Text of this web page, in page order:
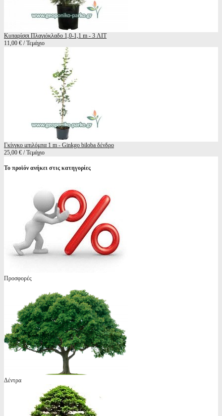
Κυπαρίσσι Πλαγιόκλαδο 1,0-1,1 m - 3 ΛΙΤ
11,00 € / Τεμάχιο
Γκίνγκο μπιλόμπα 1 m - Ginkgo biloba δένδρο
25,00 € / Τεμάχιο
Το προϊόν ανήκει στις κατηγορίες
Προσφορές
Δέντρα